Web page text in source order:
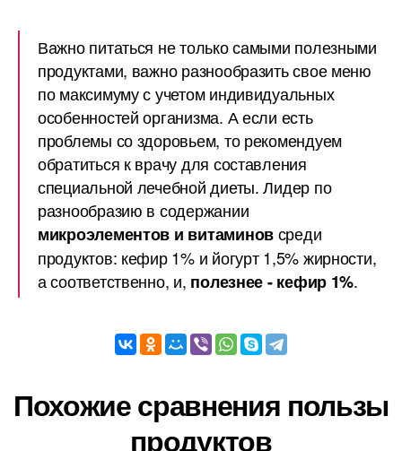
Важно питаться не только самыми полезными
продуктами, важно разнообразить свое меню
по максимуму с учетом индивидуальных
особенностей организма. А если есть
проблемы со здоровьем, то рекомендуем
обратиться к врачу для составления
специальной лечебной диеты. Лидер по
разнообразию в содержании
микроэлементов и витаминовсреди
продуктов: кефир 1% и йогурт 1,5% жирности,
а соответственно, и, полезнее - кефир 1%.
Похожие сравнения пользы
продуктов